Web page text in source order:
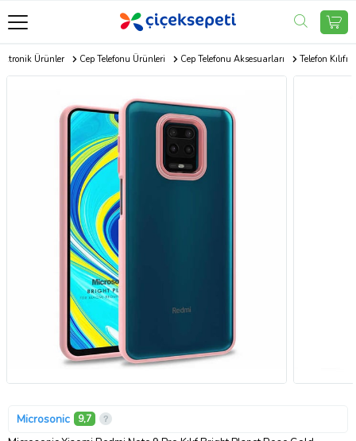
Ürünler Cep Telefonu Ürünleri Cep Telefonu Aksesuarları Telefon Kılıfı
Microsonic 9,7